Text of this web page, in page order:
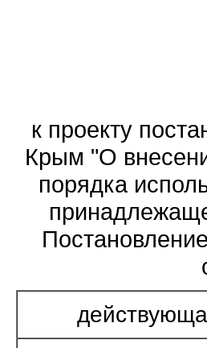
к проекту
Крым "О
порядка